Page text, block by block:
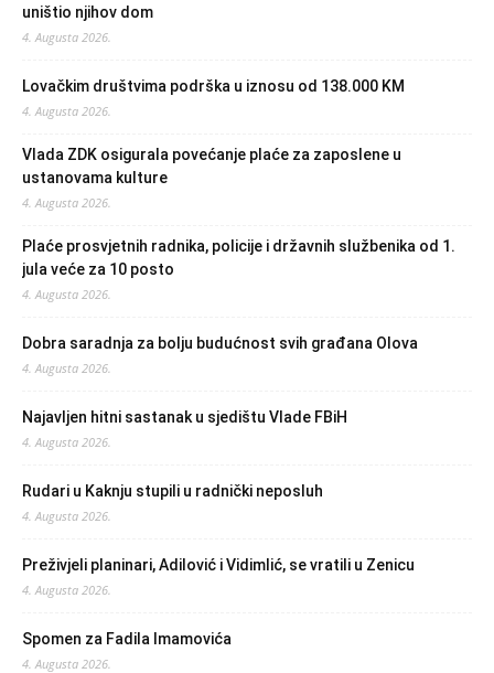
uništio njihov dom
4. Augusta 2026.
Lovačkim društvima podrška u iznosu od 138.000 KM
4. Augusta 2026.
Vlada ZDK osigurala povećanje plaće za zaposlene u
ustanovama kulture
4. Augusta 2026.
Plaće prosvjetnih radnika, policije i državnih službenika od 1.
jula veće za 10 posto
4. Augusta 2026.
Dobra saradnja za bolju budućnost svih građana Olova
4. Augusta 2026.
Najavljen hitni sastanak u sjedištu Vlade FBiH
4. Augusta 2026.
Rudari u Kaknju stupili u radnički neposluh
4. Augusta 2026.
Preživjeli planinari, Adilović i Vidimlić, se vratili u Zenicu
4. Augusta 2026.
Spomen za Fadila Imamovića
4. Augusta 2026.